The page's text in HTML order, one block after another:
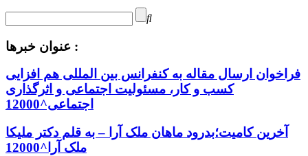
عنوان خبرها :
فراخوان ارسال مقاله به کنفرانس بین المللی هم افزایی
کسب و کار، مسئولیت اجتماعی و اثرگذاری
اجتماعی^12000
آخرین کامیت؛بدرود ماهان ملک آرا – به قلم دکتر ملیکا
ملک آرا^12000